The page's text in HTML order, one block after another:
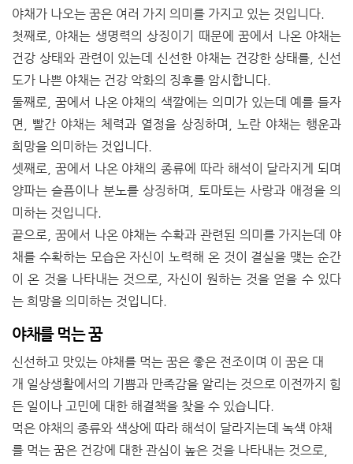
야채가 나오는 꿈은 여러 가지 의미를 가지고 있는 것입니다.
첫째로, 야채는 생명력의 상징이기 때문에 꿈에서 나온 야채는
건강 상태와 관련이 있는데 신선한 야채는 건강한 상태를, 신선
도가 나쁜 야채는 건강 악화의 징후를 암시합니다.
둘째로, 꿈에서 나온 야채의 색깔에는 의미가 있는데 예를 들자
면, 빨간 야채는 체력과 열정을 상징하며, 노란 야채는 행운과
희망을 의미하는 것입니다.
셋째로, 꿈에서 나온 야채의 종류에 따라 해석이 달라지게 되며
양파는 슬픔이나 분노를 상징하며, 토마토는 사랑과 애정을 의
미하는 것입니다.
끝으로, 꿈에서 나온 야채는 수확과 관련된 의미를 가지는데 야
채를 수확하는 모습은 자신이 노력해 온 것이 결실을 맺는 순간
이 온 것을 나타내는 것으로, 자신이 원하는 것을 얻을 수 있다
는 희망을 의미하는 것입니다.
야채를 먹는 꿈
신선하고 맛있는 야채를 먹는 꿈은 좋은 전조이며 이 꿈은 대
개 일상생활에서의 기쁨과 만족감을 알리는 것으로 이전까지 힘
든 일이나 고민에 대한 해결책을 찾을 수 있습니다.
먹은 야채의 종류와 색상에 따라 해석이 달라지는데 녹색 야채
를 먹는 꿈은 건강에 대한 관심이 높은 것을 나타내는 것으로,